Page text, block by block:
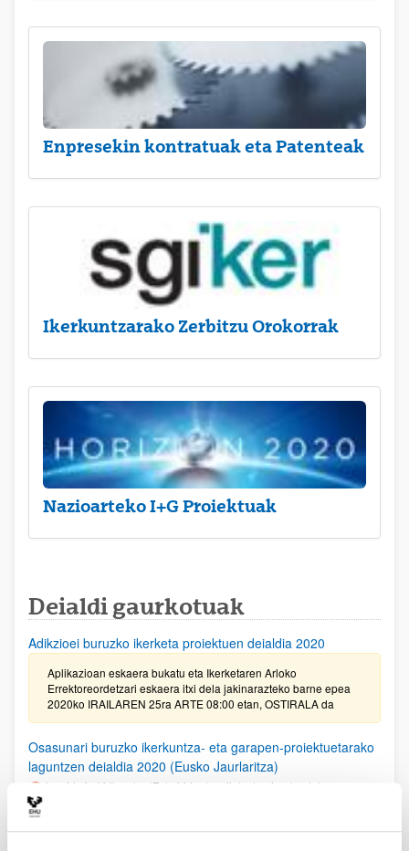
Enpresekin kontratuak eta Patenteak
Ikerkuntzarako Zerbitzu Orokorrak
Nazioarteko I+G Proiektuak
Deialdi gaurkotuak
Adikzioei buruzko ikerketa proiektuen deialdia 2020
Aplikazioan eskaera bukatu eta Ikerketaren Arloko
Errektoreordetzari eskaera itxi dela jakinarazteko barne epea
2020ko IRAILAREN 25ra ARTE 08:00 etan, OSTIRALA da
Osasunari buruzko ikerkuntza- eta garapen-proiektuetarako
laguntzen deialdia 2020 (Eusko Jaurlaritza)
Izapide irekirik gabe (Eskabideak egiteko hasierako data:
2020/05/05)
Eskabideak aurkezteko epea 2020/05/05etik 2020/06/04ra